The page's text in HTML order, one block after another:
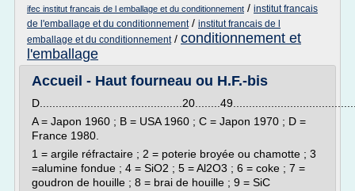
ifec institut francais de l emballage et du conditionnement / institut francais
de l'emballage et du conditionnement/ institut francais de l
emballage et du conditionnement/ conditionnement et
l'emballage
Accueil - Haut fourneau ou H.F.-bis
A = Japon 1960 ; B = USA 1960 ; C = Japon 1970 ; D =
France 1980.
1 = argile réfractaire ; 2 = poterie broyée ou chamotte ; 3
=alumine fondue ; 4 = SiO2 ; 5 = Al2O3 ; 6 = coke ; 7 =
goudron de houille ; 8 = brai de houille ; 9 = SiC